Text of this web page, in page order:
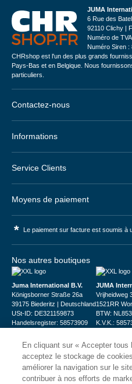
JUMA
6 Rue des
92110 Clichy |
Numéro de
Numéro Siren :
CHRshop est l'un des plus grands
Pays-Bas et en Belgique. Nous
particuliers.
Contactez-nous
Informations
Service Clients
Moyens de paiement
* Le paiement sur facture est soumis à
Nos autres boutiques
Juma International B.V.
Königsborner Straße 26a
39175 Biederitz | Deutschland
USt-ID: DE321159873
Handelsregister: 58573909
JUMA
Vrijheidweg
1521RR
BTW:
K.V.K.:
En cliquant sur « Accepter
acceptez le stockage de
améliorer la navigation sur le
contribuer à nos efforts de